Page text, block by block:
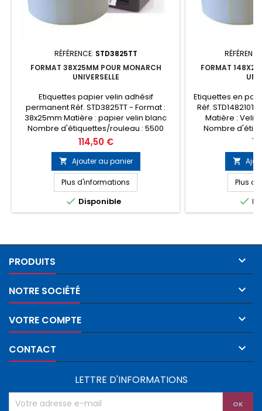
RÉFÉRENCE: STD3825TT
FORMAT 38X25MM POUR MONARCH
UNIVERSELLE
Etiquettes papier velin adhésif
permanent Réf. STD3825TT - Format :
38x25mm Matière : papier velin blanc
Nombre d'étiquettes/rouleau : 5500
Diamètre mandrin : 76mm Quantité par
carton : 8 rouleaux
Prix
114,50 €
 Ajouter au panier
Plus d'informations
 Disponible
FORMAT
Etiquettes en
Réf.
Matière :
Nombre
Diamètre

Plus

PRODUITS 
NOTRE SOCIÉTÉ 
VOTRE COMPTE 
CONTACT 
LETTRE D'INFORMATIONS